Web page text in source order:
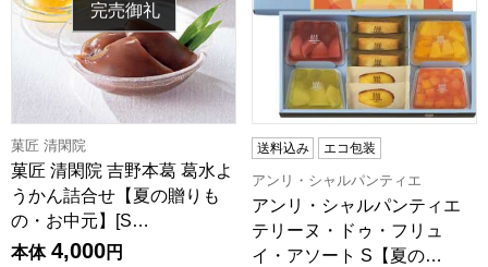
完売御礼
菓匠 清閑院
菓匠 清閑院 吉野本葛 葛水よ
うかん詰合せ【夏の贈りも
の・お中元】[S…
本体 4,000円
送料込み エコ包装
アンリ・シャルパンティエ
アンリ・シャルパンティエ
テリーヌ・ドゥ・フリュ
イ・アソート S【夏の…